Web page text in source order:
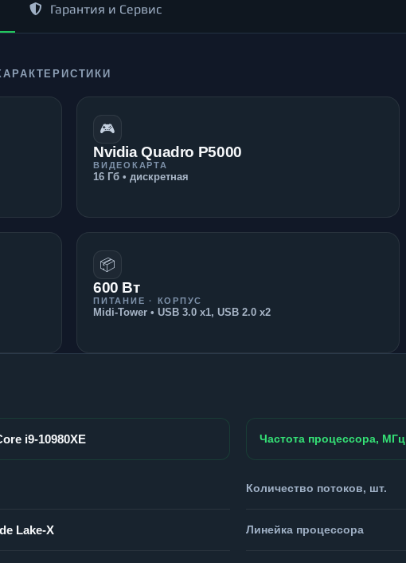
Гарантия и Сервис
🎮
Nvidia Quadro P5000
ВИДЕОКАРТА
16 Гб • дискретная
📦
600 Вт
ПИТАНИЕ · КОРПУС
Midi-Tower • USB 3.0 x1, USB 2.0 x2
i9-10980XE Частота процессора, МГц
Количество потоков, шт.
Lake-X Линейка процессора